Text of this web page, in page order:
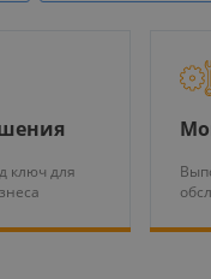
ключ для